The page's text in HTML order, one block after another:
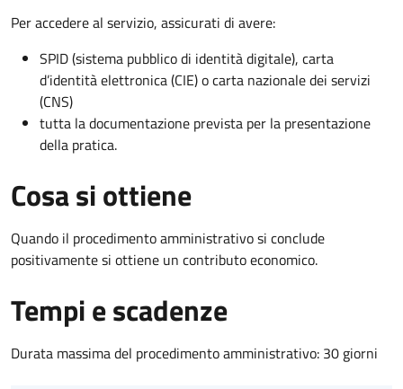
Per accedere al servizio, assicurati di avere:
SPID (sistema pubblico di identità digitale), carta
d’identità elettronica (CIE) o carta nazionale dei servizi
(CNS)
tutta la documentazione prevista per la presentazione
della pratica.
Cosa si ottiene
Quando il procedimento amministrativo si conclude
positivamente si ottiene un contributo economico.
Tempi e scadenze
Durata massima del procedimento amministrativo: 30 giorni